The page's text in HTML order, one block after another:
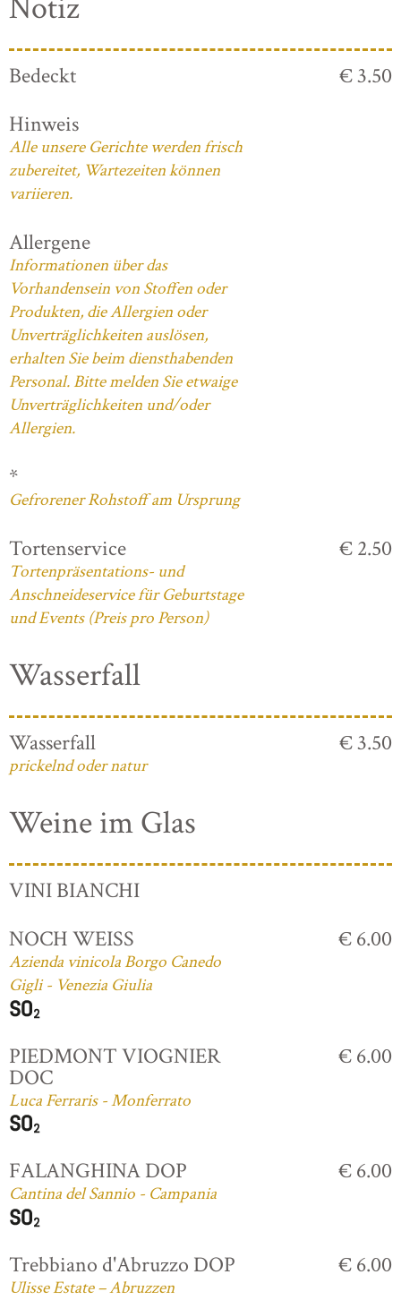
Notiz
Bedeckt
€ 3.50
Hinweis
Alle unsere Gerichte werden frisch
zubereitet, Wartezeiten können
variieren.
Allergene
Informationen über das
Vorhandensein von Stoffen oder
Produkten, die Allergien oder
Unverträglichkeiten auslösen,
erhalten Sie beim diensthabenden
Personal. Bitte melden Sie etwaige
Unverträglichkeiten und/oder
Allergien.
*
Gefrorener Rohstoff am Ursprung
Tortenservice
Tortenpräsentations- und
Anschneideservice für Geburtstage
und Events (Preis pro Person)
€ 2.50
Wasserfall
Wasserfall
prickelnd oder natur
€ 3.50
Weine im Glas
VINI BIANCHI
NOCH WEISS
Azienda vinicola Borgo Canedo
Gigli - Venezia Giulia
€ 6.00
PIEDMONT VIOGNIER
DOC
Luca Ferraris - Monferrato
€ 6.00
FALANGHINA DOP
Cantina del Sannio - Campania
€ 6.00
Trebbiano d'Abruzzo DOP
Ulisse Estate – Abruzzen
€ 6.00